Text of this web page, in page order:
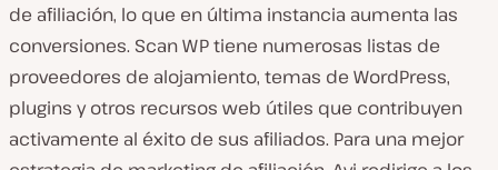
de afiliación, lo que en última instancia aumenta las
conversiones. Scan WP tiene numerosas listas de
proveedores de alojamiento, temas de WordPress,
plugins y otros recursos web útiles que contribuyen
activamente al éxito de sus afiliados. Para una mejor